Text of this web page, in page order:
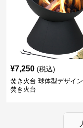
¥7,250 (税込)
焚き火台 球体型デザイ
焚き火台